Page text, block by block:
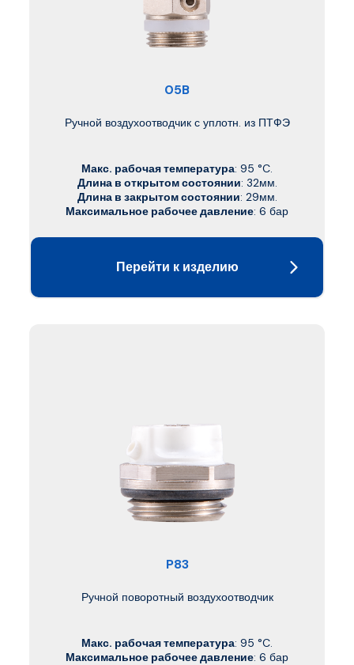
05B
Ручной воздухоотводчик с уплотн. из ПТФЭ
Макс. рабочая температура: 95 °C.
Длина в открытом состоянии: 32мм.
Длина в закрытом состоянии: 29мм.
Максимальное рабочее давление: 6 бар
Перейти к изделию
P83
Ручной поворотный воздухоотводчик
Макс. рабочая температура: 95 °C.
Максимальное рабочее давление: 6 бар